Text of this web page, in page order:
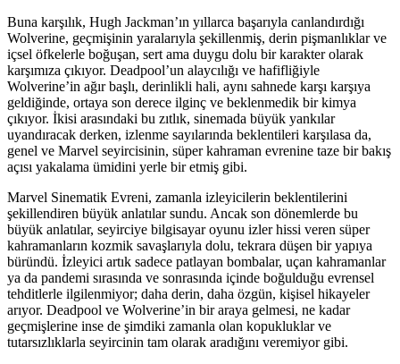
Buna karşılık, Hugh Jackman’ın yıllarca başarıyla canlandırdığı
Wolverine, geçmişinin yaralarıyla şekillenmiş, derin pişmanlıklar ve
içsel öfkelerle boğuşan, sert ama duygu dolu bir karakter olarak
karşımıza çıkıyor. Deadpool’un alaycılığı ve hafifliğiyle
Wolverine’in ağır başlı, derinlikli hali, aynı sahnede karşı karşıya
geldiğinde, ortaya son derece ilginç ve beklenmedik bir kimya
çıkıyor. İkisi arasındaki bu zıtlık, sinemada büyük yankılar
uyandıracak derken, izlenme sayılarında beklentileri karşılasa da,
genel ve Marvel seyircisinin, süper kahraman evrenine taze bir bakış
açısı yakalama ümidini yerle bir etmiş gibi.
Marvel Sinematik Evreni, zamanla izleyicilerin beklentilerini
şekillendiren büyük anlatılar sundu. Ancak son dönemlerde bu
büyük anlatılar, seyirciye bilgisayar oyunu izler hissi veren süper
kahramanların kozmik savaşlarıyla dolu, tekrara düşen bir yapıya
büründü. İzleyici artık sadece patlayan bombalar, uçan kahramanlar
ya da pandemi sırasında ve sonrasında içinde boğulduğu evrensel
tehditlerle ilgilenmiyor; daha derin, daha özgün, kişisel hikayeler
arıyor. Deadpool ve Wolverine’in bir araya gelmesi, ne kadar
geçmişlerine inse de şimdiki zamanla olan kopukluklar ve
tutarsızlıklarla seyircinin tam olarak aradığını veremiyor gibi.